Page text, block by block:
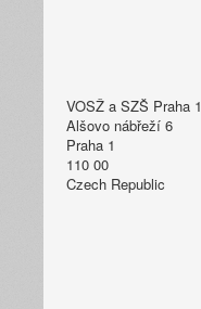
VOSŽ a SZŠ Praha 1
Alšovo nábřeží 6
Praha 1
110 00
Czech Republic